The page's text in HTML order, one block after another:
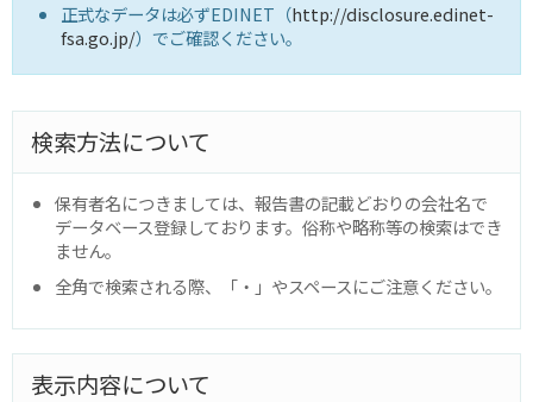
正式なデータは必ずEDINET（http://disclosure.edinet-
fsa.go.jp/）でご確認ください。
検索方法について
保有者名につきましては、報告書の記載どおりの会社名で
データベース登録しております。俗称や略称等の検索はでき
ません。
全角で検索される際、「・」やスペースにご注意ください。
表示内容について